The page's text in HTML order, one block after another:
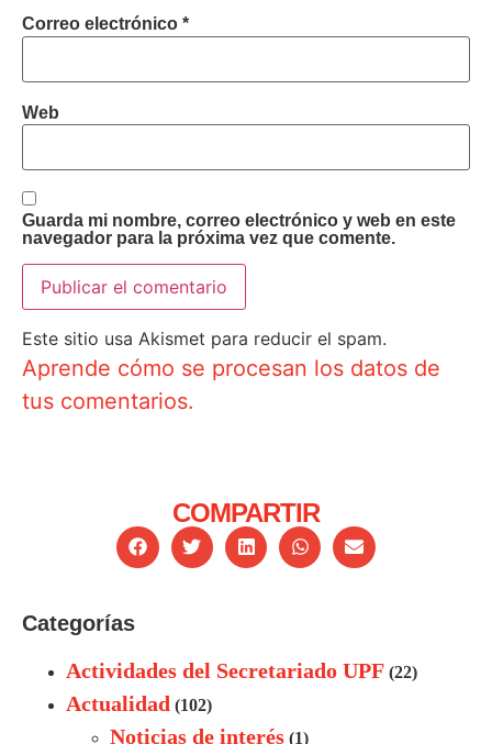
Correo electrónico *
Web
Guarda mi nombre, correo electrónico y web en este
navegador para la próxima vez que comente.
Este sitio usa Akismet para reducir el spam.
Aprende cómo se procesan los datos de
tus comentarios.
COMPARTIR
Categorías
Actividades del Secretariado UPF (22)
Actualidad (102)
Noticias de interés (1)